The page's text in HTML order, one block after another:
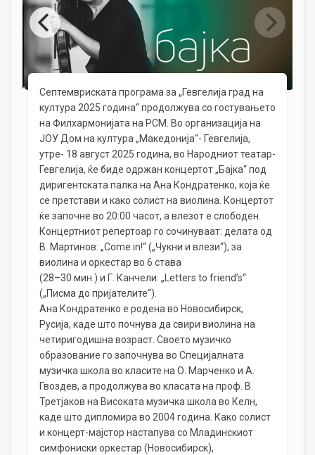
Септемвриската програма за „Гевгелија град на
култура 2025 година“ продолжува со гостувањето
на Филхармонијата на РСМ. Во организација на
ЈОУ Дом на култура „Македонија“- Гевгелија,
утре- 18 август 2025 година, во Народниот театар-
Гевгелија, ќе биде одржан концертот „Бајка“ под
диригентската палка на Ана Кондратенко, која ќе
се претстави и како солист на виолина. Концертот
ќе започне во 20:00 часот, а влезот е слободен.
Концертниот репертоар го сочинуваат: делата од
В. Мартинов: „Come in!“ („Чукни и влези“), за
виолинa и оркестар во 6 става
(28–30 мин.) и Г. Канчели: „Letters to friend’s“
(„Писма до пријателите“).
Ана Кондратенко е родена во Новосибирск,
Русија, каде што почнува да свири виолина на
четиригодишна возраст. Своето музичко
образование го започнува во Специјалната
музичка школа во класите на О. Марченко и А.
Гвоздев, а продолжува во класата на проф. В.
Третјаков на Високата музичка школа во Келн,
каде што дипломира во 2004 година. Како солист
и концерт-мајстор настапува со Младинскиот
симфониски оркестар (Новосибирск),